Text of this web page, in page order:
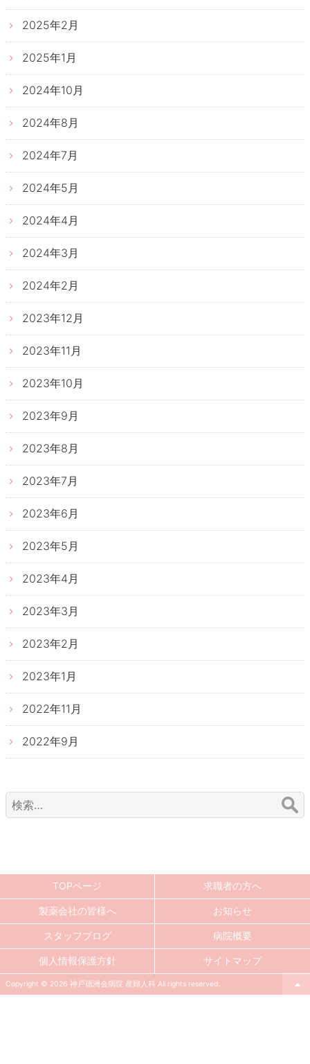
2025年2月
2025年1月
2024年10月
2024年8月
2024年7月
2024年5月
2024年4月
2024年3月
2024年2月
2023年12月
2023年11月
2023年10月
2023年9月
2023年8月
2023年7月
2023年6月
2023年5月
2023年4月
2023年3月
2023年2月
2023年1月
2022年11月
2022年9月
検
索:
Copyright © 2026 神戸徳洲会病院 産婦人科 All rights reserved.
TOPページ 求職者の方へ
製薬会社の皆様へ お知らせ
スタッフブログ 病院概要
個人情報保護方針 サイトマップ